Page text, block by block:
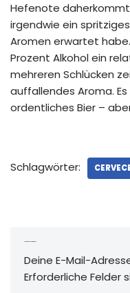
Hefenote
irgendwie ein
Aromen erwartet
Prozent Alkohol ein
mehreren Schlücken
auffallendes Aroma.
ordentliches Bier –
Schlagwörter:
Deine E-Mail-
Erforderliche Felder